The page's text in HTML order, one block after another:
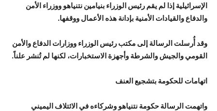
الإسرائيلية إذا لم يقم رئيس الوزراء بنيامين نتنياهو ووزراء الأمن
والدفاع والقيادات الأمنية بإدانة هذه الأعمال ووقفها.
وقد أُرسلت الرسالة إلى مكتب رئيس الوزراء ووزارات الدفاع والأمن
القومي والجيش والشرطة وأجهزة الاستخبارات، لكنها لم تُنشر علناً.
اتهامات للحكومة بتشجيع العنف
واتهمت الرسالة حكومة نتنياهو وشركاءه في الائتلاف اليميني